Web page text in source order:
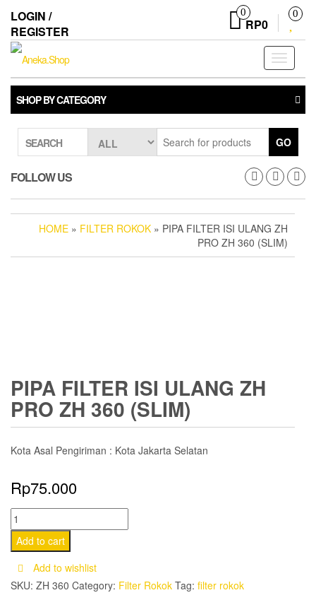
the
content
LOGIN /
REGISTER
0
RP0
0
Toggle
SHOP BY CATEGORY
SEARCH GO
FOLLOW US
HOME » FILTER ROKOK » PIPA FILTER ISI ULANG ZH
PRO ZH 360 (SLIM)
PIPA FILTER ISI ULANG ZH
PRO ZH 360 (SLIM)
Kota Asal Pengiriman : Kota Jakarta Selatan
Rp75.000
Pipa
Filter
Isi
Ulang
ZH
Add to cart
Add to wishlist
SKU: ZH 360 Category: Filter Rokok Tag: filter rokok